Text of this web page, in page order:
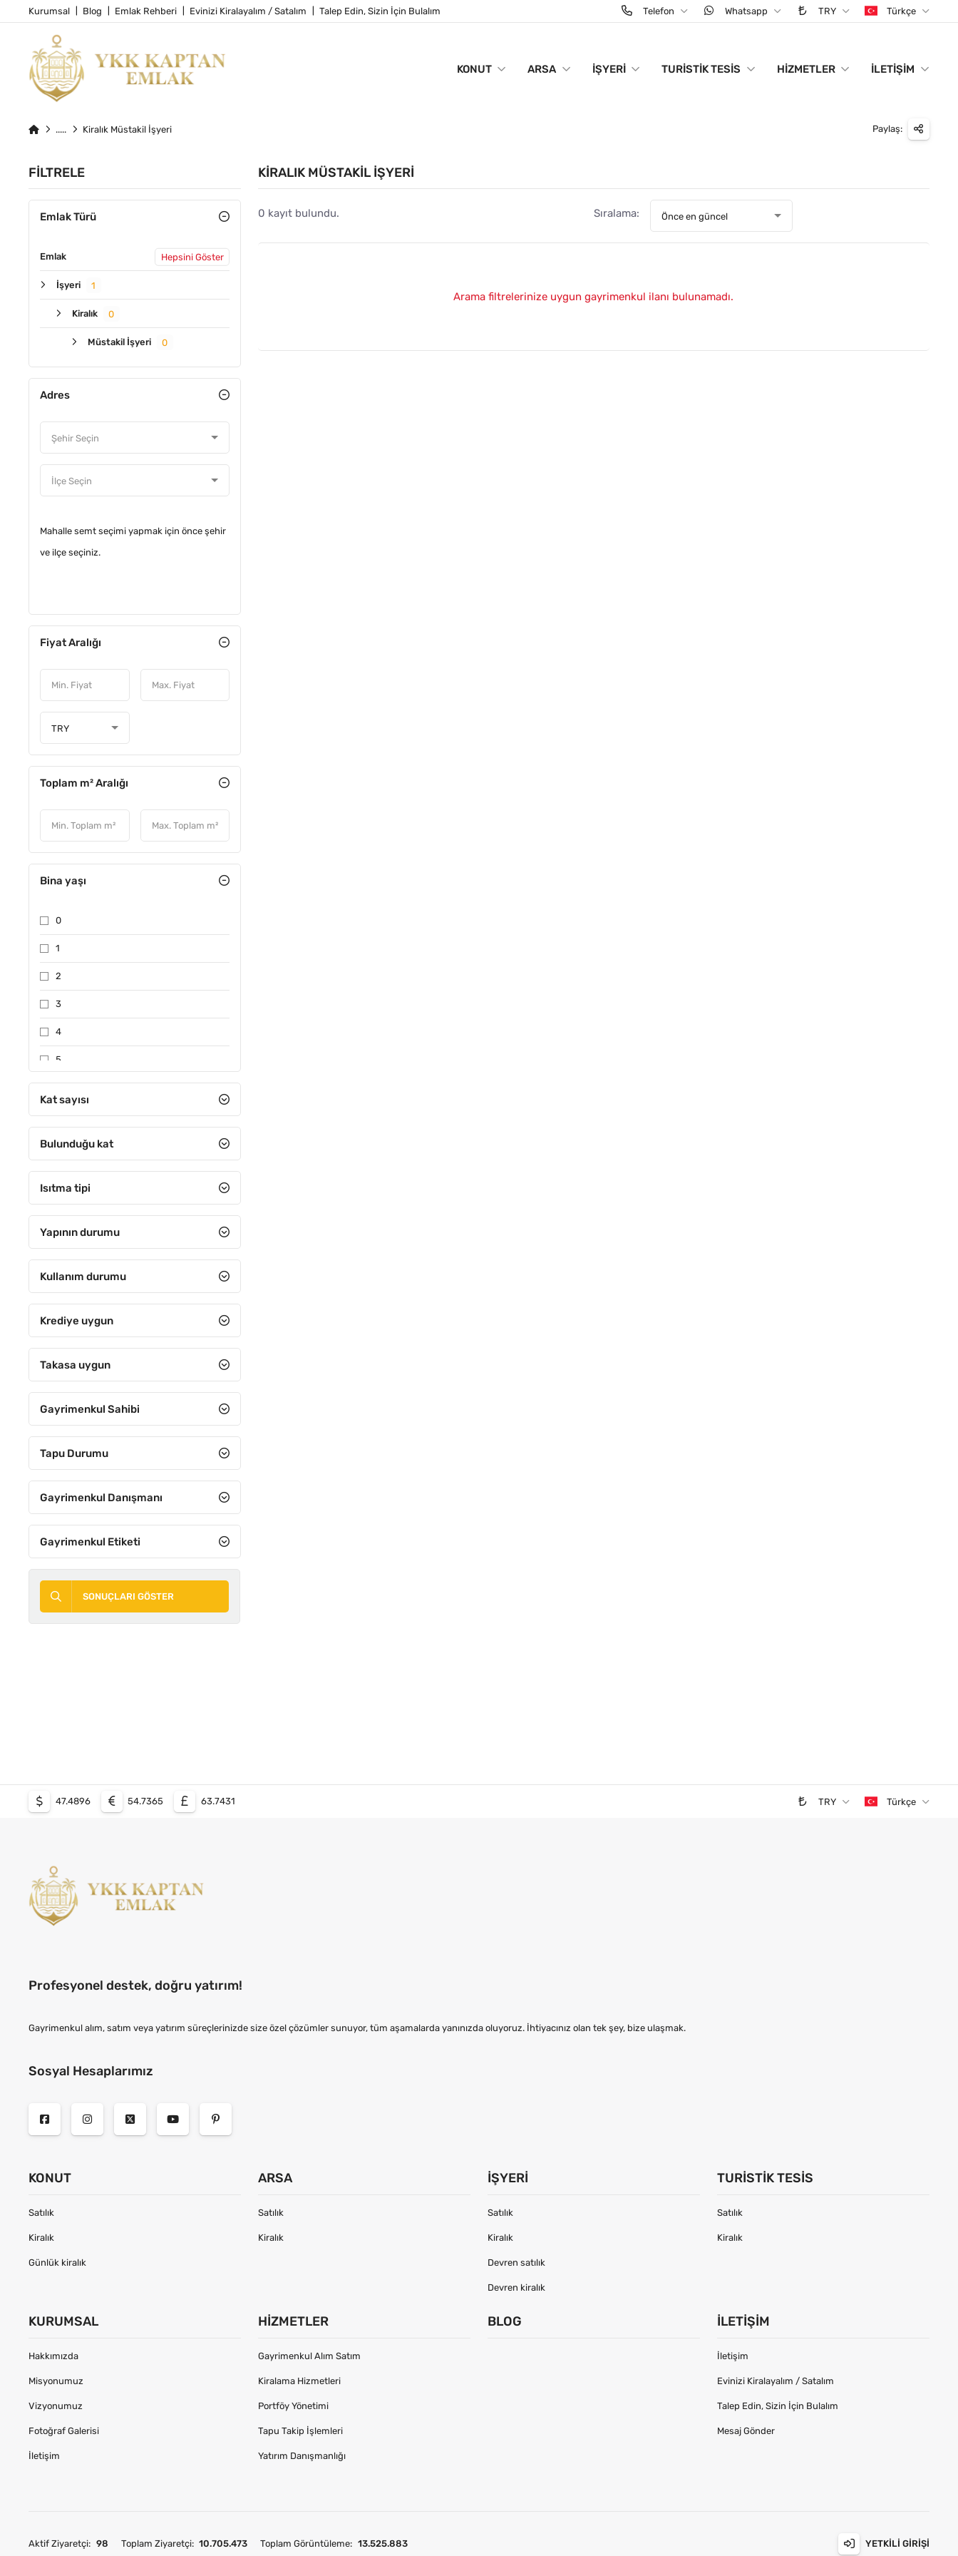
Kurumsal Blog Emlak Rehberi Evinizi Kiralayalım / Satalım Talep Edin, Sizin İçin Bulalım Telefon Whatsapp TRY Türkçe
KONUT ARSA İŞYERI TURISTIK TESIS HIZMETLER İLETIŞIM
Kiralık Müstakil İşyeri Paylaş:
FILTRELE
Emlak Türü
Emlak Hepsini Göster
İşyeri 1
Kiralık 0
Müstakil İşyeri 0
Adres
Mahalle semt seçimi yapmak için önce şehir
ve ilçe seçiniz.
Fiyat Aralığı
TRY
Toplam m² Aralığı
Bina yaşı
0
1
2
3
4
5
11-15 arası
16-20 arası
21-25 arası
31 ve Üzeri
Kat sayısı
Bulunduğu kat
Isıtma tipi
Yapının durumu
Kullanım durumu
Krediye uygun
Takasa uygun
Gayrimenkul Sahibi
Tapu Durumu
Gayrimenkul Danışmanı
Gayrimenkul Etiketi
SONUÇLARI GÖSTER
KIRALIK MÜSTAKIL İŞYERI
0 kayıt bulundu. Sıralama: Önce en güncel
Arama filtrelerinize uygun gayrimenkul ilanı bulunamadı.
47.4896 54.7365 63.7431 TRY Türkçe
Profesyonel destek, doğru yatırım!
Gayrimenkul alım, satım veya yatırım süreçlerinizde size özel çözümler sunuyor, tüm aşamalarda yanınızda oluyoruz. İhtiyacınız olan tek şey, bize ulaşmak.
Sosyal Hesaplarımız
KONUT
Satılık
Kiralık
Günlük kiralık
ARSA
Satılık
Kiralık
İŞYERI
Satılık
Kiralık
Devren satılık
Devren kiralık
TURISTIK TESIS
Satılık
Kiralık
KURUMSAL
Hakkımızda
Misyonumuz
Vizyonumuz
Fotoğraf Galerisi
İletişim
HIZMETLER
Gayrimenkul Alım Satım
Kiralama Hizmetleri
Portföy Yönetimi
Tapu Takip İşlemleri
Yatırım Danışmanlığı
BLOG İLETIŞIM
İletişim
Evinizi Kiralayalım / Satalım
Talep Edin, Sizin İçin Bulalım
Mesaj Gönder
Aktif Ziyaretçi: 98 Toplam Ziyaretçi: 10.705.473 Toplam Görüntüleme: 13.525.883 YETKILI GIRIŞI